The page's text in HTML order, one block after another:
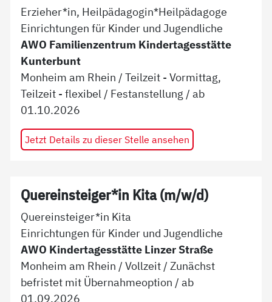
Erzieher*in, Heilpädagogin*Heilpädagoge
Einrichtungen für Kinder und Jugendliche
AWO Familienzentrum Kindertagesstätte
Kunterbunt
Monheim am Rhein /Teilzeit - Vormittag,
Teilzeit - flexibel / Festanstellung / ab
01.10.2026
Jetzt Details zu dieser Stelle ansehen
Quereinsteiger*in Kita (m/w/d)
Quereinsteiger*in Kita
Einrichtungen für Kinder und Jugendliche
AWO Kindertagesstätte Linzer Straße
Monheim am Rhein /Vollzeit /Zunächst
befristet mit Übernahmeoption / ab
01.09.2026